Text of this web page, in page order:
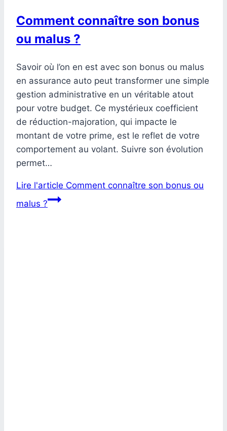
Comment connaître son bonus
ou malus ?
Savoir où l’on en est avec son bonus ou malus
en assurance auto peut transformer une simple
gestion administrative en un véritable atout
pour votre budget. Ce mystérieux coefficient
de réduction-majoration, qui impacte le
montant de votre prime, est le reflet de votre
comportement au volant. Suivre son évolution
permet…
Lire l'article Comment connaître son bonus ou
malus ?